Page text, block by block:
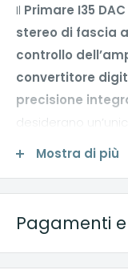
Il Primare I35 DAC
stereo di fascia
controllo
convertitore
precisione
desiderano
offre suono
livello,
listener moderni
necessità di un
Mostra di più
Pagamenti
METODI DI